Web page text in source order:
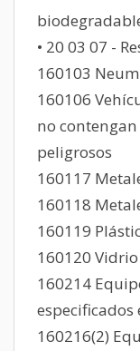
• 20 03 07 -
160103
160106
no
peligrosos
160117
160118
160119
160120 Vidrio
160214
especificados
160216(2)